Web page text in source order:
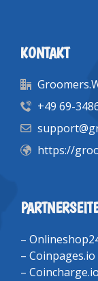
KONTAKT
+49 69-
https://
–
– Coinpages.io
– Coincharge.io